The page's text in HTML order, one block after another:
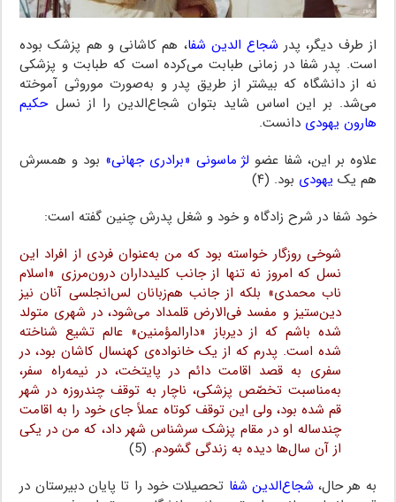
از طرف دیگر، پدر شجاع الدین شفا، هم کاشانی و هم پزشک بوده
است. پدر شفا در زمانی طبابت می‌کرده است که طبابت و پزشکی
نه از دانشگاه که بیشتر از طریق پدر و به‌صورت موروثی آموخته
می‌شد. بر این اساس شاید بتوان شجاع‌الدین را از نسلحکیم
هارون یهودی دانست.
علاوه بر این، شفا عضو لژ ماسونی «برادری جهانی» بود و همسرش
هم یک یهودی بود. (۴)
خود شفا در شرح زادگاه و خود و شغل پدرش چنین گفته است:
شوخی روزگار خواسته بود که من به‌عنوان فردی از افراد این
نسل که امروز نه تنها از جانب کلیدداران درون‌مرزی «اسلام
ناب محمدی» بلکه از جانب هم‌زبانان لس‌انجلسی آنان نیز
دین‌ستیز و مفسد فی‌الارض قلمداد می‌شود، در شهری متولد
شده باشم که از دیرباز «دارالمؤمنین» عالم تشیع شناخته
شده است. پدرم که از یک خانواده‌ی کهنسال کاشان بود، در
سفری به قصد اقامت دائم در پایتخت، در نیمه‌راه سفر،
به‌مناسبت تخصّص پزشکی، ناچار به توقف چندروزه در شهر
قم شده بود، ولی این توقف کوتاه عملاً جای خود را به اقامت
چندساله او در مقام پزشک سرشناس شهر داد، که من در یکی
از آن سال‌ها دیده به زندگی گشودم. (5)
به هر حال، شجاع‌الدین شفا تحصیلات خود را تا پایان دبیرستان در